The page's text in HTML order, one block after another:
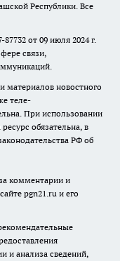
Республики. Все
от 09 июля 2024 г.
связи,
материалов новостного
теле-
При использовании
обязательна, в
РФ об
комментарии и
pgn21.ru и его
и анализа сведений,